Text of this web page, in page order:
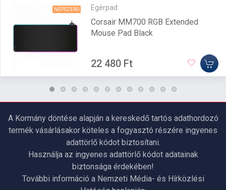
NÉPSZERŰ Egérpad
Corsair MM700 RGB Extended
Mouse Pad Black
22 480 Ft
A Kormány döntése alapján a kereskedő tartós adathordozó
termék vásárlásakor köteles a fogyasztó részére ingyenes
adattörlő kódot biztosítani.
Használja az ingyenes adattörlő kódot adatainak
biztonsága érdekében!
További információ a Nemzeti Média- és Hírközlési